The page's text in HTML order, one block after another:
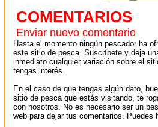
COMENTARIOS
Enviar nuevo comentario
Hasta el momento ningún pescador ha
este sitio de pesca. Suscríbete y deja
inmediato cualquier variación sobre el
tengas interés.
En el caso de que tengas algún dato,
sitio de pesca que estás visitando, te
con nosotros. No es necesario ser un
web para dejar tus comentarios. Puedes